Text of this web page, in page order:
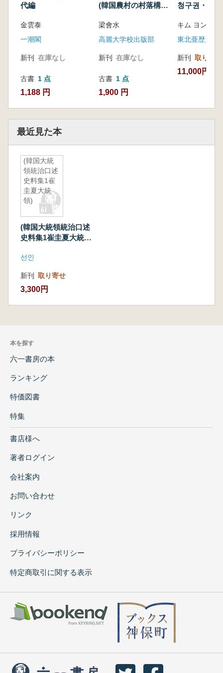
代編
金雲泰
一潮閣
新刊 在庫なし
古書 1 点
1,188 円
(韓国農村の村落構
梁會水
高麗大学校出版部
新刊 在庫なし
古書 1 点
1,900 円
청구권・협
請求権・協
キム ヨンミ
東北亜歴史財
新刊 取り寄せ
11,000円
最近見た本
(韓国大統
領統治口述
史料集1崔
圭夏大統
領)
(韓国大統領統治口述
史料集1崔圭夏大統
선인
新刊 取り寄せ
3,300円
本を探す
六一書房の本
ランキング
特価図書
特集
書店様へ
著者ログイン
会社案内
お問い合わせ
リンク
採用情報
プライバシーポリシー
特定商取引に関する表示